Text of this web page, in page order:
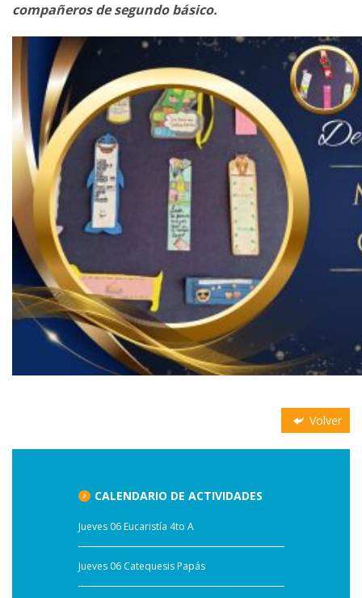
compañeros de segundo básico.
Volver
CALENDARIO DE ACTIVIDADES
Jueves 06 Eucaristía 4to A
Jueves 06 Catequesis Papás